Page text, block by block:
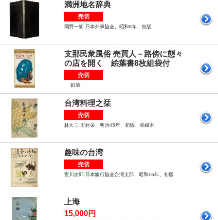
満洲地名辞典
売切
岡野一朗 日本外事協会、昭和8年、初版
支那民衆風俗 売買人－路傍に態々
の店を開く 絵葉書8枚組袋付
売切
戦前
台湾料理之栞
売切
林久三 里村栄、明治45年、初版、和綴本
趣味の台湾
売切
宮川次郎 日本旅行協会台湾支部、昭和16年、初版
上海
15,000円